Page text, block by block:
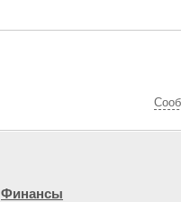
Финансы